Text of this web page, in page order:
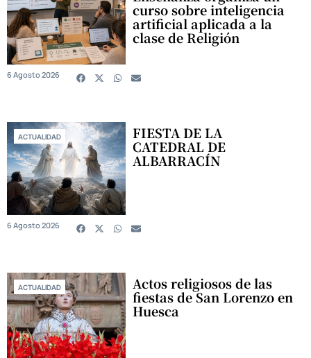
curso sobre inteligencia
artificial aplicada a la
clase de Religión
6 Agosto 2026
ACTUALIDAD FIESTA DE LA
CATEDRAL DE
ALBARRACÍN
6 Agosto 2026
ACTUALIDAD Actos religiosos de las
fiestas de San Lorenzo en
Huesca